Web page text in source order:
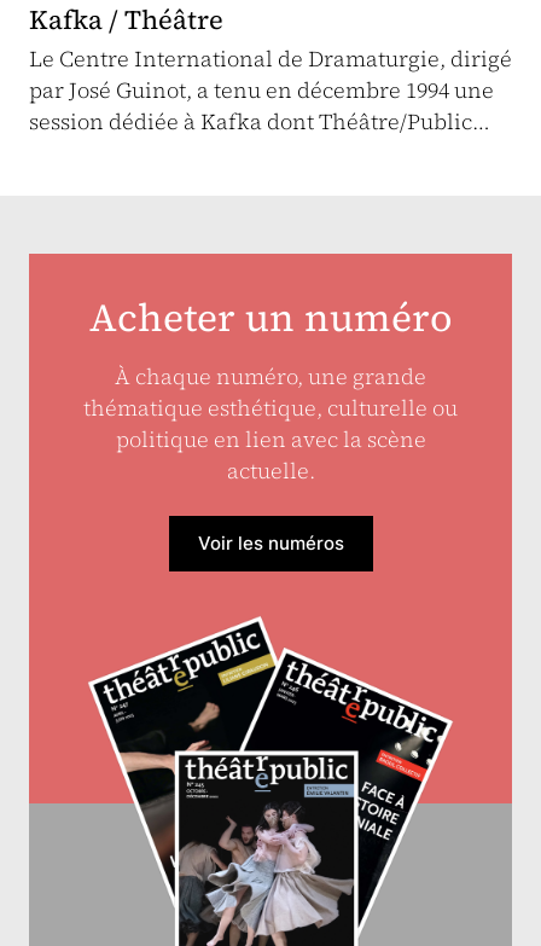
Kafka / Théâtre
Le Centre International de Dramaturgie, dirigé
par José Guinot, a tenu en décembre 1994 une
session dédiée à Kafka dont Théâtre/Public…
Acheter un numéro
À chaque numéro, une grande
thématique esthétique, culturelle ou
politique en lien avec la scène
actuelle.
Voir les numéros